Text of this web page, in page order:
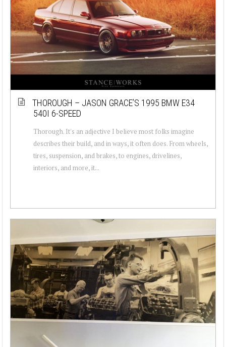
THOROUGH – JASON GRACE’S 1995 BMW E34
540I 6-SPEED
Thorough. It's an adjective I believe most folks imagine
describes their build, and in ways, it often does. From wheels,
tires, suspension, and brakes, to engines, drivelines,
interiors, and more, it...